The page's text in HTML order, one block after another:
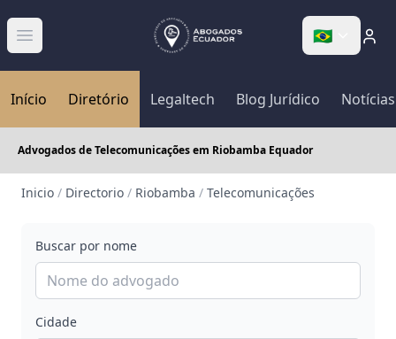
Abrir menú 🇧🇷
Início Diretório Legaltech Blog Jurídico Notícias
Advogados de Telecomunicações em Riobamba Equador
Inicio / Directorio / Riobamba / Telecomunicações
Buscar por nome
Cidade